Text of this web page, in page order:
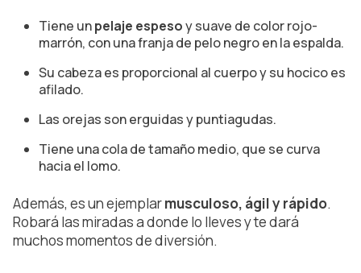
Tiene unpelaje espesoy suave de color rojo-
marrón, con una franja de pelo negro en la espalda.
Su cabeza es proporcional al cuerpo y su hocico es
afilado.
Las orejas son erguidas y puntiagudas.
Tiene una cola de tamaño medio, que se curva
hacia el lomo.
Además, es un ejemplarmusculoso, ágil y rápido.
Robará las miradas a donde lo lleves y te dará
muchos momentos de diversión.